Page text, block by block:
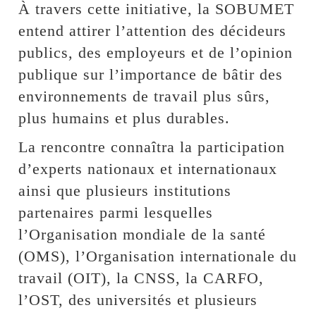
À travers cette initiative, la SOBUMET
entend attirer l’attention des décideurs
publics, des employeurs et de l’opinion
publique sur l’importance de bâtir des
environnements de travail plus sûrs,
plus humains et plus durables.
La rencontre connaîtra la participation
d’experts nationaux et internationaux
ainsi que plusieurs institutions
partenaires parmi lesquelles
l’Organisation mondiale de la santé
(OMS), l’Organisation internationale du
travail (OIT), la CNSS, la CARFO,
l’OST, des universités et plusieurs